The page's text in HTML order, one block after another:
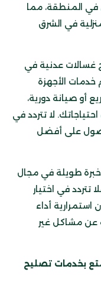
في المنطقة، مما
في الشرق
غسالات عدنية في
الأجهزة
أو صيانة دورية،
لا تتردد في
على أفضل
طويلة في مجال
تتردد في اختيار
استمرارية أداء
عن مشاكل غير
بخدمات تصليح